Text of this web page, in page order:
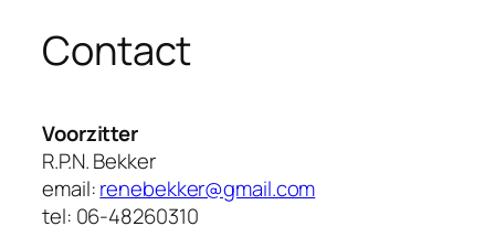
Contact
Voorzitter
R.P.N. Bekker
email:renebekker@gmail.com
tel: 06-48260310